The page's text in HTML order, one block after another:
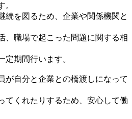
。
続を図るため、企業や関係機関と
、職場で起こった問題に関する相
定期間行います。
が自分と企業との橋渡しになって
てくれたりするため、安心して働